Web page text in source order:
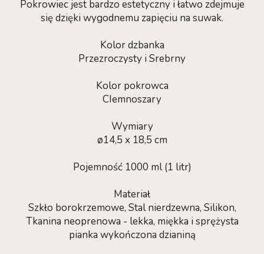
Pokrowiec jest bardzo estetyczny i łatwo zdejmuje
się dzięki wygodnemu zapięciu na suwak.
Kolor dzbanka
Przezroczysty i Srebrny
Kolor pokrowca
CIemnoszary
Wymiary
ø14,5 x 18,5 cm
Pojemność 1000 ml (1 litr)
Materiał
Szkło borokrzemowe, Stal nierdzewna, Silikon,
Tkanina neoprenowa - lekka, miękka i sprężysta
pianka wykończona dzianiną